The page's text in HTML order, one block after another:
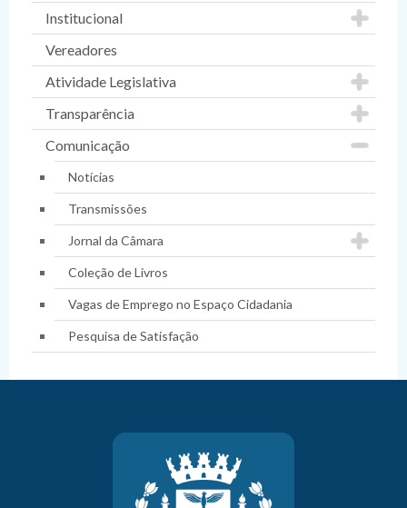
Institucional
Vereadores
Atividade Legislativa
Transparência
Comunicação
Notícias
Transmissões
Jornal da Câmara
Coleção de Livros
Vagas de Emprego no Espaço Cidadania
Pesquisa de Satisfação